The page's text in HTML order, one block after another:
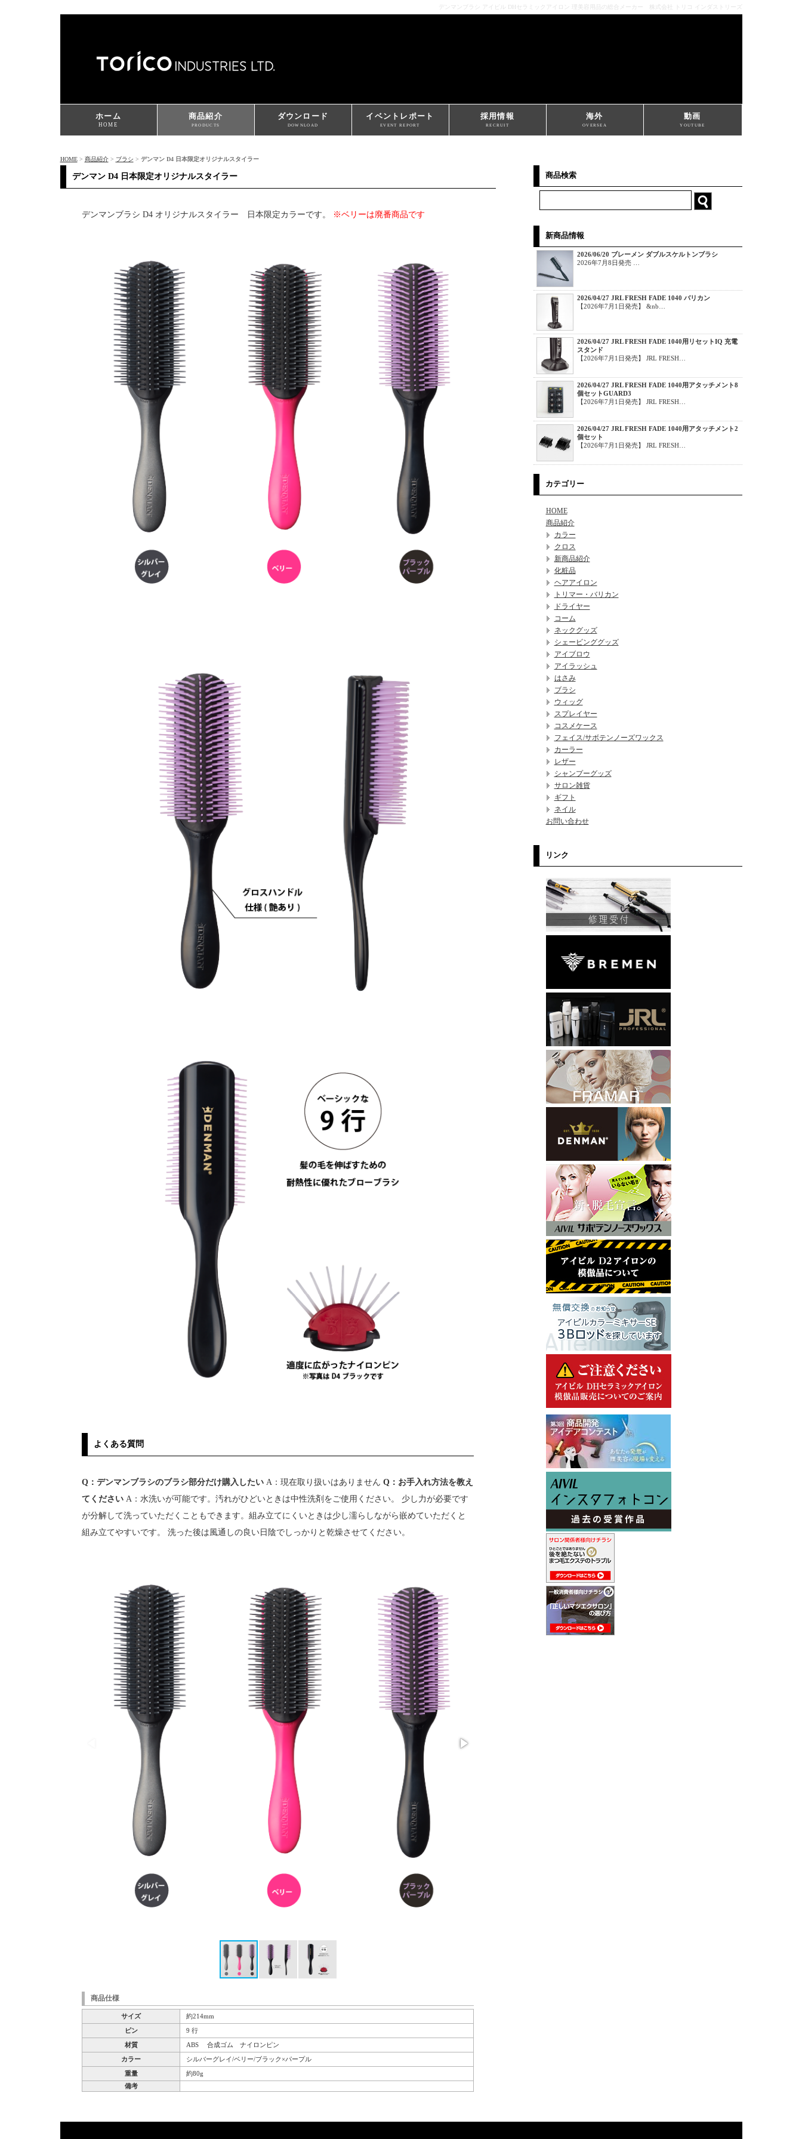
デンマンブラシ アイビル DHセラミックアイロン 理美容用品の総合メーカー 株式会社 トリコ インダストリーズ
ホーム
HOME
商品紹介
PRODUCTS
ダウンロード
DOWNLOAD
イベントレポート
EVENT REPORT
採用情報
RECRUIT
海外
OVERSEA
動画
YOUTUBE
HOME> 商品紹介> ブラシ > デンマン D4 日本限定オリジナルスタイラー
デンマン D4 日本限定オリジナルスタイラー
デンマンブラシ D4 オリジナルスタイラー 日本限定カラーです。 ※ベリーは廃番商品です
よくある質問
Q：デンマンブラシのブラシ部分だけ購入したい A：現在取り扱いはありません Q：お手入れ方法を教え
てください A：水洗いが可能です。汚れがひどいときは中性洗剤をご使用ください。 少し力が必要です
が分解して洗っていただくこともできます。組み立てにくいときは少し濡らしながら嵌めていただくと
組み立てやすいです。 洗った後は風通しの良い日陰でしっかりと乾燥させてください。
商品仕様
サイズ 約214mm
ピン 9 行
材質 ABS 合成ゴム ナイロンピン
カラー シルバーグレイ/ベリー/ブラック×パープル
重量
約80g
備考
商品検索
新商品情報
2026/06/20 ブレーメン ダブルスケルトンブラシ
2026年7月8日発売 …
2026/04/27 JRL FRESH FADE 1040 バリカン
【2026年7月1日発売】 &nb…
2026/04/27 JRL FRESH FADE 1040用リセットIQ 充電
スタンド
【2026年7月1日発売】 JRL FRESH…
2026/04/27 JRL FRESH FADE 1040用アタッチメント8
個セットGUARD3
【2026年7月1日発売】 JRL FRESH…
2026/04/27 JRL FRESH FADE 1040用アタッチメント2
個セット
【2026年7月1日発売】 JRL FRESH…
カテゴリー
HOME
商品紹介
カラー
クロス
新商品紹介
化粧品
ヘアアイロン
トリマー・バリカン
ドライヤー
コーム
ネックグッズ
シェービンググッズ
アイブロウ
アイラッシュ
はさみ
ブラシ
ウィッグ
スプレイヤー
コスメケース
フェイス/サボテンノーズワックス
カーラー
レザー
シャンプーグッズ
サロン雑貨
ギフト
ネイル
お問い合わせ
リンク